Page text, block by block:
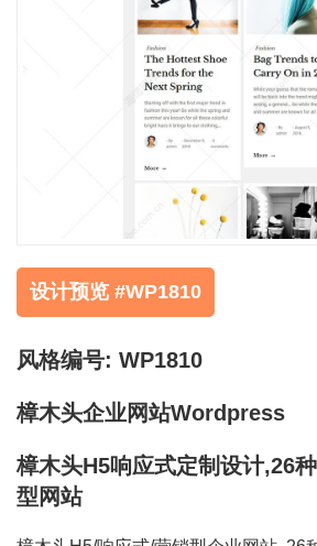
设计预览 #WP1810
风格编号: WP1810
樟木头企业网站Wordpress
樟木头H5响应式定制设计,26
型网站